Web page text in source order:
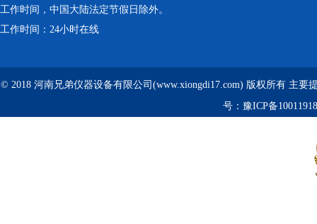
工作时间，中国大陆法定节假日除外。
工作时间：24小时在线
© 2018 河南兄弟仪器设备有限公司(www.xiongdi17.com) 版权所有 主要
号： 豫ICP备